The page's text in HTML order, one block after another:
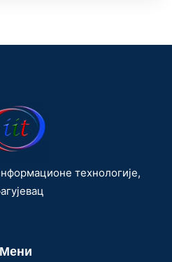
технологије,
Мени